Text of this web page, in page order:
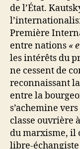
de l’État.
Première
entre nations «
les intérêts du
ne cessent de
reconnaissant
entre la
s’achemine
classe ouvrière
du marxisme, il
libre-